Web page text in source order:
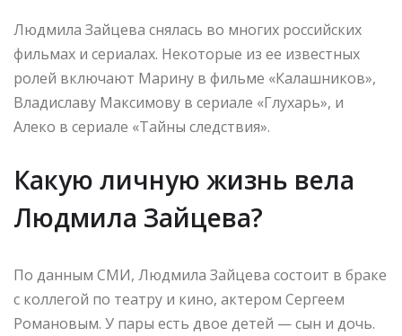
Людмила Зайцева снялась во многих российских
фильмах и сериалах. Некоторые из ее известных
ролей включают Марину в фильме «Калашников»,
Владиславу Максимову в сериале «Глухарь», и
Алеко в сериале «Тайны следствия».
Какую личную жизнь вела
Людмила Зайцева?
По данным СМИ, Людмила Зайцева состоит в браке
с коллегой по театру и кино, актером Сергеем
Романовым. У пары есть двое детей — сын и дочь.